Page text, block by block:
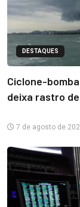
DESTAQUES
Ciclone-
deixa rastro
7 de agosto de